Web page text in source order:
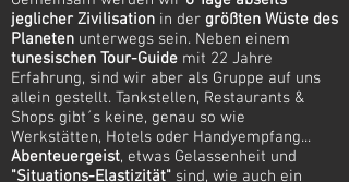
jeglicher Zivilisation in der größten Wüste des
Planeten unterwegs sein. Neben einem
tunesischen Tour-Guide mit 22 Jahre
Erfahrung, sind wir aber als Gruppe auf uns
allein gestellt. Tankstellen, Restaurants &
Shops gibt´s keine, genau so wie
Werkstätten, Hotels oder Handyempfang...
Abenteuergeist, etwas Gelassenheit und
"Situations-Elastizität" sind, wie auch ein